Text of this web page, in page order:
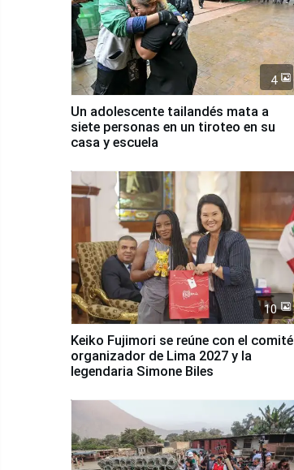
4
Un adolescente tailandés mata a
siete personas en un tiroteo en su
casa y escuela
10
Keiko Fujimori se reúne con el comité
organizador de Lima 2027 y la
legendaria Simone Biles